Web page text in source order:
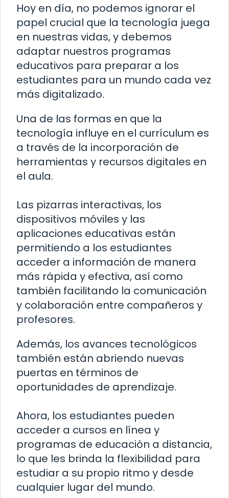
Hoy en día, no podemos ignorar el
papel crucial que la tecnología juega
en nuestras vidas, y debemos
adaptar nuestros programas
educativos para preparar a los
estudiantes para un mundo cada vez
más digitalizado.
Una de las formas en que la
tecnología influye en el currículum es
a través de la incorporación de
herramientas y recursos digitales en
el aula.
Las pizarras interactivas, los
dispositivos móviles y las
aplicaciones educativas están
permitiendo a los estudiantes
acceder a información de manera
más rápida y efectiva, así como
también facilitando la comunicación
y colaboración entre compañeros y
profesores.
Además, los avances tecnológicos
también están abriendo nuevas
puertas en términos de
oportunidades de aprendizaje.
Ahora, los estudiantes pueden
acceder a cursos en línea y
programas de educación a distancia,
lo que les brinda la flexibilidad para
estudiar a su propio ritmo y desde
cualquier lugar del mundo.